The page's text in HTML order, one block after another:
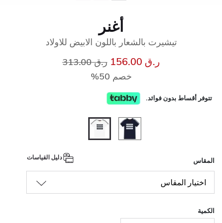
أغنر
تيشيرت بالشعار باللون الابيض للاولاد
ر.ق 156.00 سعر مخفض من
ر.ق 313.00
خصم 50%
تتوفر أقساط بدون فوائد.
المقاس
اختيار المقاس
الكمية